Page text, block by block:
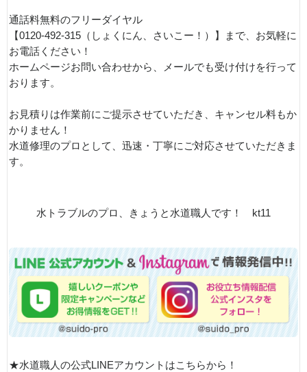
通話料無料のフリーダイヤル
【0120-492-315（しょくにん、さいこー！）】まで、お気軽に
お電話ください！
ホームページお問い合わせから、メールでも受け付けを行って
おります。
お見積りは作業前にご提示させていただき、キャンセル料もか
かりません！
水道修理のプロとして、迅速・丁寧にご対応させていただきま
す。
水トラブルのプロ、きょうと水道職人です！ kt11
★水道職人の公式LINEアカウントはこちらから！